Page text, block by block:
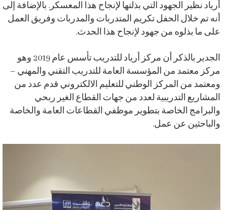
أرياد نظير الجهود التي بذلتها لإنجاح هذا المعسكر. بالإضافة إلى
أنه تم خلال الحفل تكريم المتدربات والمدربات وفريق العمل
على ما بذلوه من جهود لإنجاح هذا الحدث.
الجدير بالذكر أن مركز أرياد للتدريب تأسس عام 2019 وهو
مركز معتمد من المؤسسة العامة للتدريب التقني والمهني –
ومعتمد من المركز الوطني للتعليم الالكتروني قدم عدد من
المشاريع التدريبية لعدد من جهات القطاع الغير ربحي
والبرامج الخاصة بتطوير موظفي القطاعات العامة والخاصة
والباحثين عن عمل.